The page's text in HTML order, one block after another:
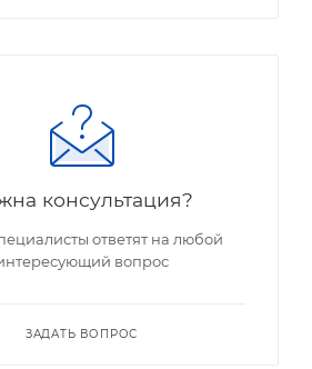
консультация?
ответят на любой
вопрос
ЗАДАТЬ ВОПРОС